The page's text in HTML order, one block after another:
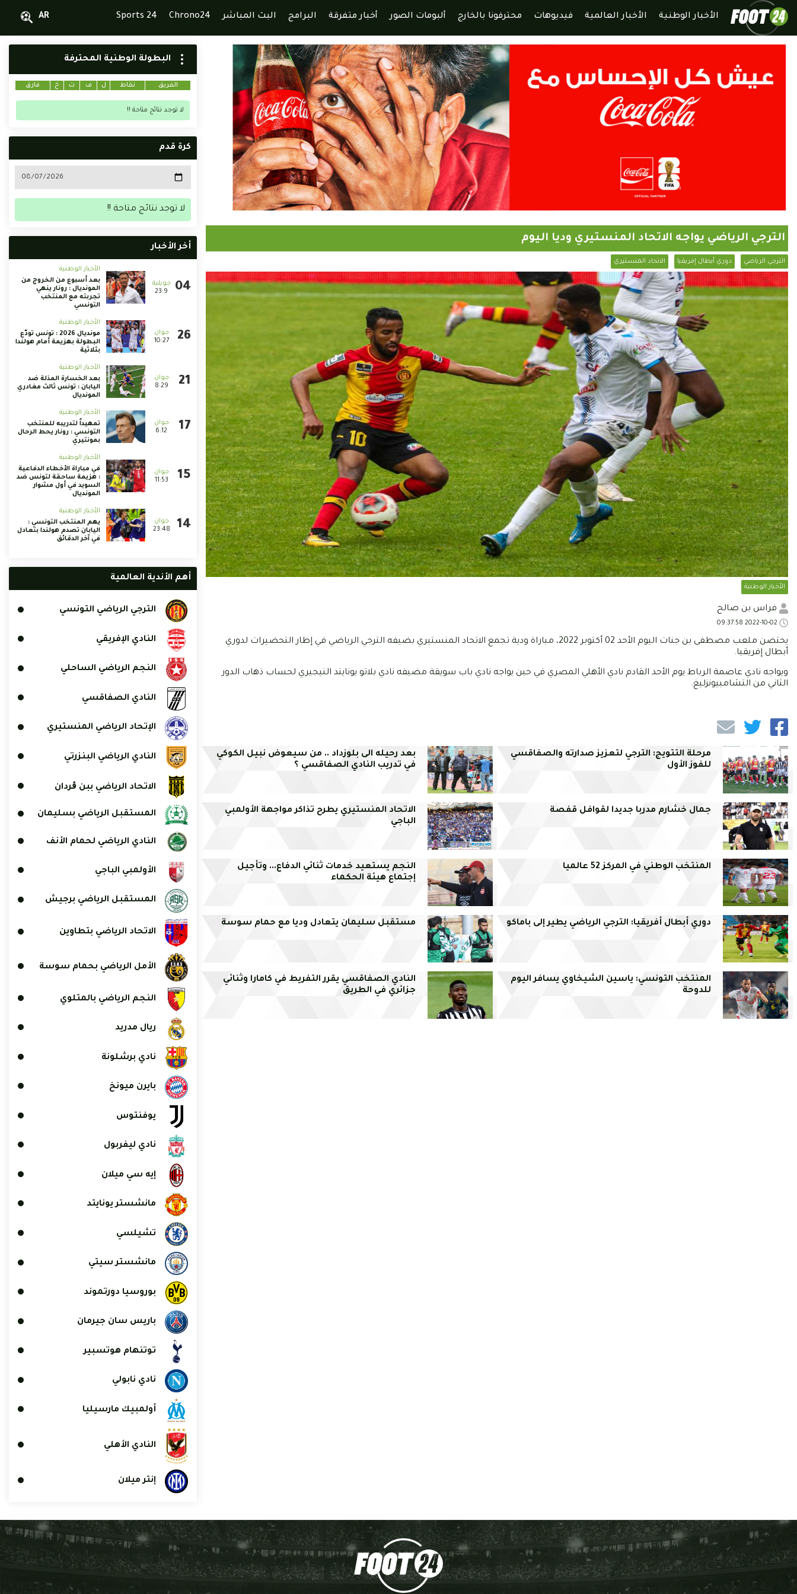
الأخبار الوطنية الأخبار العالمية فيديوهات محترفونا بالخارج ألبومات الصور أخبار متفرقة البرامج البث المباشر Chrono24
Sports 24
AR
الترجي الرياضي يواجه الاتحاد المنستيري وديا اليوم
الترجي الرياضي دوري أبطال إفريقيا الاتحاد المنستيري
الأخبار الوطنية
فراس بن صالح
يحتضن ملعب مصطفى بن جنات اليوم الأحد 02 أكتوبر 2022، مباراة ودية تجمع الاتحاد المنستيري بضيفه الترجي الرياضي في إطار التحضيرات لدوري
أبطال إفريقيا.
ويواجه نادي عاصمة الرباط يوم الأحد القادم نادي الأهلي المصري في حين يواجه نادي باب سويقة مضيفه نادي بلاتو يونايتد النيجيري لحساب ذهاب الدور
الثاني من التشامبيونزليغ.
مرحلة التتويج: الترجي لتعزيز صدارته والصفاقسي
للفوز الأول
بعد رحيله الى بلوزداد .. من سيعوض نبيل الكوكي
في تدريب النادي الصفاقسي ؟
جمال خشارم مدربا جديدا لقوافل قفصة
الاتحاد المنستيري يطرح تذاكر مواجهة الأولمبي
الباجي
المنتخب الوطني في المركز 52 عالميا
النجم يستعيد خدمات ثنائي الدفاع... وتأجيل
إجتماع هيئة الحكماء
دوري أبطال أفريقيا: الترجي الرياضي يطير إلى باماكو مستقبل سليمان يتعادل وديا مع حمام سوسة
المنتخب التونسي: ياسين الشيخاوي يسافر اليوم
للدوحة
النادي الصفاقسي يقرر التفريط في كامارا وثنائي
جزائري في الطريق
البطولة الوطنية المحترفة
الفريق نقاط ل ف ت خ فارق
لا توجد نتائج متاحة !!
كرة قدم
لا توجد نتائج متاحة !!
أخر الأخبار
23:9
الأخبار الوطنية
بعد أسبوع من الخروج من
المونديال : رونار ينهي
تجربته مع المنتخب
التونسي
10:27
الأخبار الوطنية
مونديال 2026 : تونس تودّع
البطولة بهزيمة أمام هولندا
بثلاثية
8:29
الأخبار الوطنية
بعد الخسارة المذلة ضد
اليابان : تونس ثالث مغادري
المونديال
6:12
الأخبار الوطنية
تمهيداً لتدريبه للمنتخب
التونسي : رونار يحط الرحال
بمونتيري
11:53
الأخبار الوطنية
في مباراة الأخطاء الدفاعية
: هزيمة ساحقة لتونس ضد
السويد في أول مشوار
المونديال
23:48
الأخبار الوطنية
يهم المنتخب التونسي :
اليابان تصدم هولندا بتعادل
في آخر الدقائق
أهم الأندية العالمية
الترجي الرياضي التونسي
النادي الإفريقي
النجم الرياضي الساحلي
النادي الصفاقسي
الإتحاد الرياضي المنستيري
النادي الرياضي البنزرتي
الاتحاد الرياضي ببن ڨردان
المستقبل الرياضي بسليمان
النادي الرياضي لحمام الأنف
الأولمبي الباجي
المستقبل الرياضي برجيش
الاتحاد الرياضي بتطاوين
الأمل الرياضي بحمام سوسة
النجم الرياضي بالمتلوي
ريال مدريد
نادي برشلونة
بايرن ميونخ
يوفنتوس
نادي ليفربول
إيه سي ميلان
مانشستر يونايتد
تشيلسي
مانشستر سيتي
بوروسيا دورتموند
باريس سان جيرمان
توتنهام هوتسبير
نادي نابولي
أولمبيك مارسيليا
النادي الأهلي
إنتر ميلان